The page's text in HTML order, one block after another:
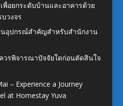
พื่อยกระดับบ้านและอาคารด้วย
วงจร
นอุปกรณ์สำคัญสำหรับสำนักงาน
วรพิจารณาปัจจัยใดก่อนตัดสินใจ
– Experience a Journey
at Homestay Yuva